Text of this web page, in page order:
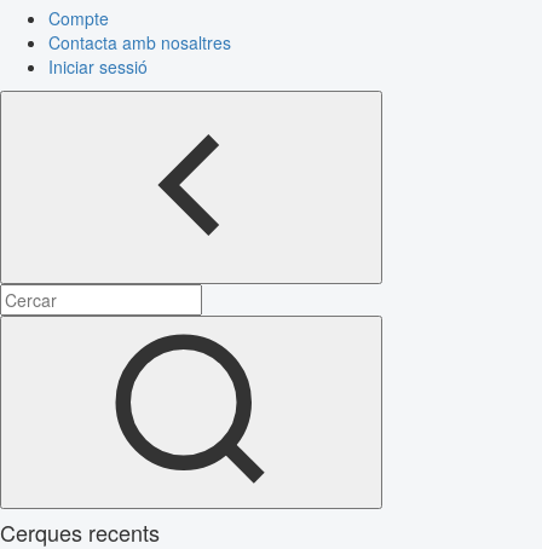
Compte
Contacta amb nosaltres
Iniciar sessió
Cerques recents